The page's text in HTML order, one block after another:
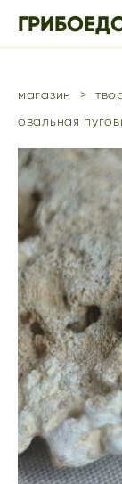
магазин >
овальная